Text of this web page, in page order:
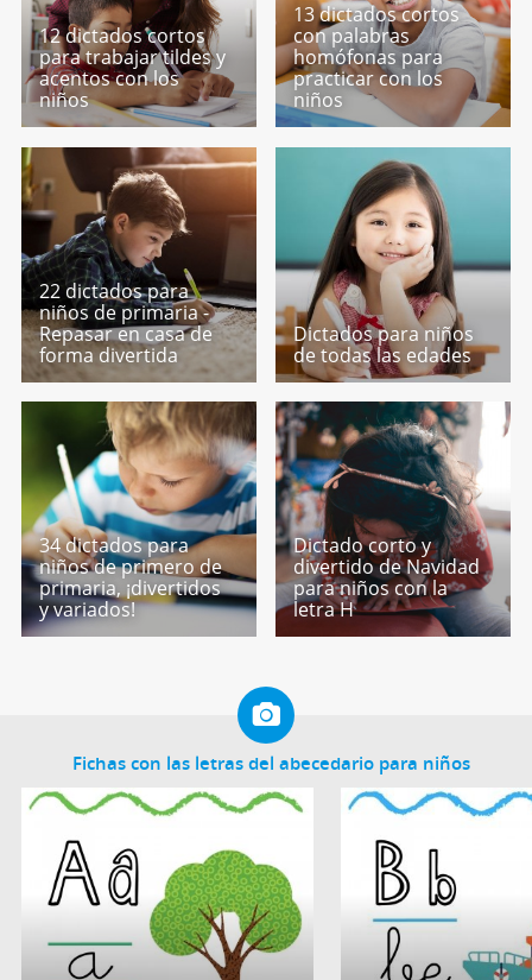
12 dictados cortos
para trabajar tildes y
acentos con los
niños
13 dictados cortos
con palabras
homófonas para
practicar con los
niños
22 dictados para
niños de primaria -
Repasar en casa de
forma divertida
Dictados para niños
de todas las edades
34 dictados para
niños de primero de
primaria, ¡divertidos
y variados!
Dictado corto y
divertido de Navidad
para niños con la
letra H
Fichas con las letras del abecedario para niños